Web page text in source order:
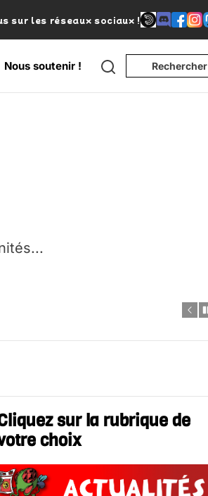
sur les réseaux sociaux !
Nous soutenir ! Search Rechercher
sur la rubrique de
choix